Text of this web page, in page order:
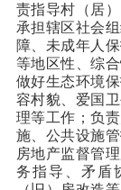
责指导村（居
承担辖区社会
障、未成年人
等地区性、综
做好生态环境
容村貌、爱国
理等工作；负
施、公共设施
房地产监督管
务指导、矛盾